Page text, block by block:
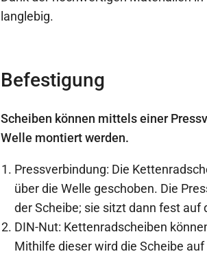
langlebig.
Befestigung
Scheiben können mittels einer
Welle montiert werden.
Pressverbindung: Die
über die Welle geschoben. Die
der Scheibe; sie sitzt dann fest auf
DIN-Nut: Kettenradscheiben
Mithilfe dieser wird die Scheibe